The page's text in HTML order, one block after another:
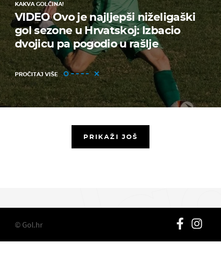
KAKVA GOLČINA!
VIDEO Ovo je najljepši niželigaški
gol sezone u Hrvatskoj: Izbacio
dvojicu pa pogodio u rašlje
PROČITAJ VIŠE
PRIKAŽI JOŠ
© Gol.hr